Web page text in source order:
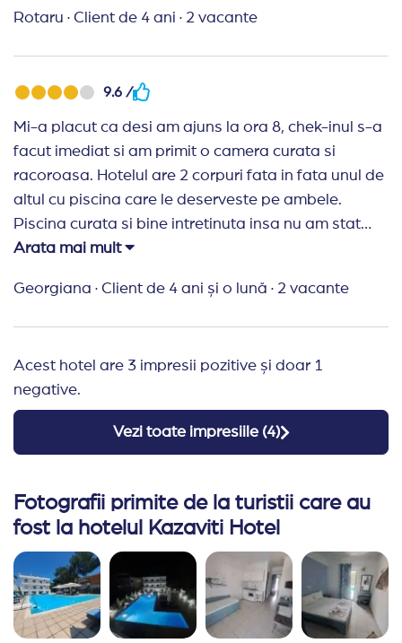
linistita si intrarea in apa lina.
Recomand Travelplanner:
recomandam aceasta agentie din toate punctele
de vedere! Facilitati multiple de plata,
profesionalism si corectitudine!
Rotaru · Client de 4 ani · 2 vacante
9.6 /
Mi-a placut ca desi am ajuns la ora 8, chek-inul s-a
facut imediat si am primit o camera curata si
racoroasa. Hotelul are 2 corpuri fata in fata unul de
altul cu piscina care le deserveste pe ambele.
Piscina curata si bine intretinuta insa nu am stat
prea mult, am preferat explorarea celorlalte plaje.
unde alege, corect si decent, zic eu. Un minus ar fi
urmare nu am luat md decat in 2 zile. Camerele sunt
la fel ca in poze, paturile confortabile. Plaja este la
nici 5 minute de mers pe jos,pe alocuri cu pietre insa
plus-ul il reprezinta padurea de pini, astfel ca poti
recomandate. Nu am interactionat prea mult cu
personalul deoarece am fost mai mult plecati, insa
vom da nota maxima pt faptul ca ne-a cazat cand
am ajuns. Per total a fost ok.
Recomand Travelplanner:
asa ca vom mai colabora si in viitor.
Arata mai mult
Georgiana · Client de 4 ani și o lună · 2 vacante
Acest hotel are 3 impresii pozitive și doar 1
negative.
Vezi toate impresiile (4)
Fotografii primite de la turistii care au
fost la hotelul Kazaviti Hotel